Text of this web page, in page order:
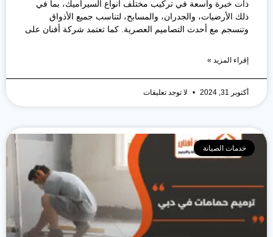
ذات خبرة واسعة في تركيب مختلف أنواع السيراميك، بما في
ذلك الأرضيات، والجدران، والمسابح، لتناسب جميع الأذواق
وتنسجم مع أحدث التصاميم العصرية. كما تعتمد شركة أفنان على
إقراء المزيد »
أكتوبر 31, 2024 لا توجد تعليقات
خدمات الصيانة